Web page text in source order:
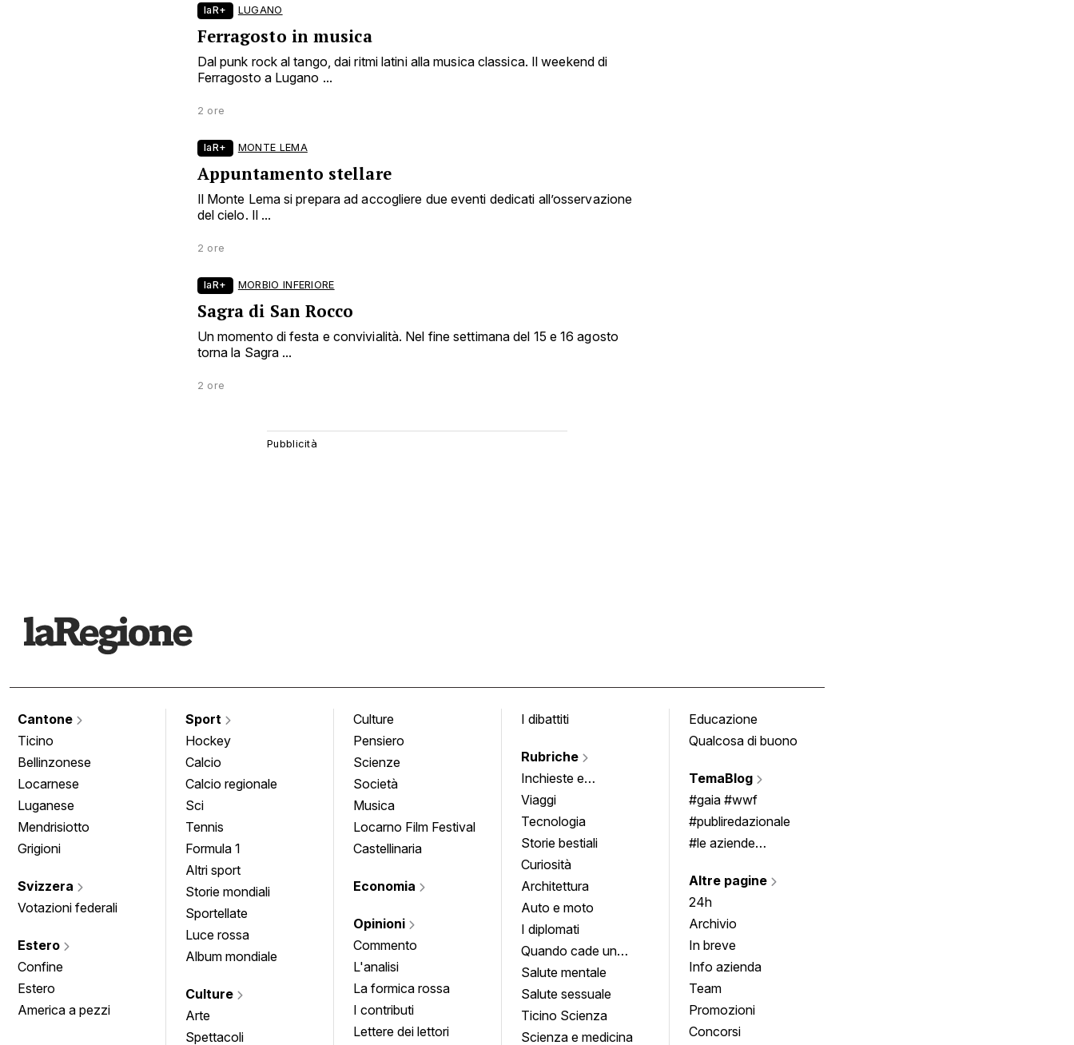
laR+ LUGANO
Ferragosto in musica
Dal punk rock al tango, dai ritmi latini alla musica classica. Il weekend di
Ferragosto a Lugano ...
2 ore
laR+ MONTE LEMA
Appuntamento stellare
Il Monte Lema si prepara ad accogliere due eventi dedicati all’osservazione
del cielo. Il ...
2 ore
laR+ MORBIO INFERIORE
Sagra di San Rocco
Un momento di festa e convivialità. Nel fine settimana del 15 e 16 agosto
torna la Sagra ...
2 ore
Cantone
Ticino
Bellinzonese
Locarnese
Luganese
Mendrisiotto
Grigioni
Svizzera
Votazioni federali
Estero
Confine
Estero
America a pezzi
Sport
Hockey
Calcio
Calcio regionale
Sci
Tennis
Formula 1
Altri sport
Storie mondiali
Sportellate
Luce rossa
Album mondiale
Culture
Arte
Spettacoli
Culture
Pensiero
Scienze
Società
Musica
Locarno Film Festival
Castellinaria
Economia
Opinioni
Commento
L'analisi
La formica rossa
I contributi
Lettere dei lettori
I dibattiti
Rubriche
Inchieste e
approfondimenti
Viaggi
Tecnologia
Storie bestiali
Curiosità
Architettura
Auto e moto
I diplomati
Quando cade un
quadro
Salute mentale
Salute sessuale
Ticino Scienza
Scienza e medicina
Educazione
Qualcosa di buono
TemaBlog
#gaia #wwf
#publiredazionale
#le aziende
Altre pagine
24h
Archivio
In breve
Info azienda
Team
Promozioni
Concorsi